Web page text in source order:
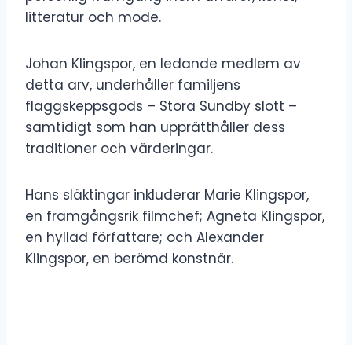
litteratur och mode.
Johan Klingspor, en ledande medlem av
detta arv, underhåller familjens
flaggskeppsgods – Stora Sundby slott –
samtidigt som han upprätthåller dess
traditioner och värderingar.
Hans släktingar inkluderar Marie Klingspor,
en framgångsrik filmchef; Agneta Klingspor,
en hyllad författare; och Alexander
Klingspor, en berömd konstnär.